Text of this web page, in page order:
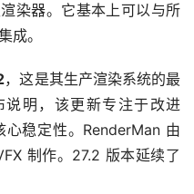
染器。它基本上可以与所
成。
，这是其生产渲染系统的最
明，该更新专注于改进
稳定性。RenderMan 由
制作。27.2 版本延续了